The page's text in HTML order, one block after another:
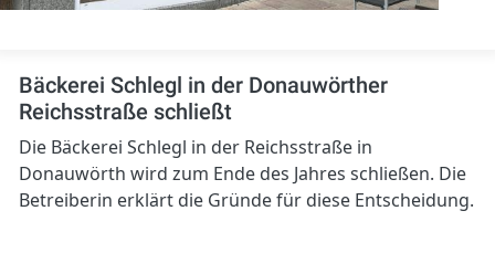
Bäckerei Schlegl in der Donauwörther
Reichsstraße schließt
Die Bäckerei Schlegl in der Reichsstraße in
Donauwörth wird zum Ende des Jahres schließen. Die
Betreiberin erklärt die Gründe für diese Entscheidung.